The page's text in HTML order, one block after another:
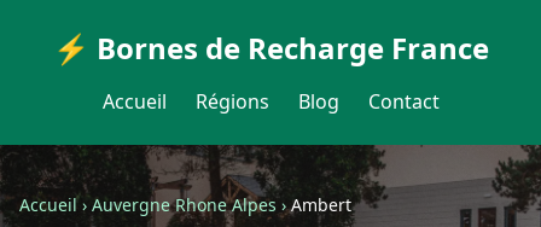
⚡ Bornes de Recharge France
Accueil Régions Blog Contact
Accueil›Auvergne Rhone Alpes›Ambert